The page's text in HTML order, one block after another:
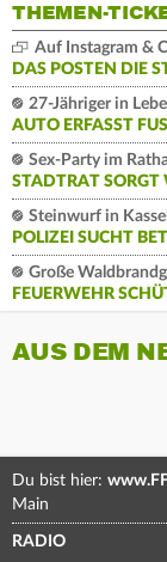
THEMEN-
Auf Instagram &
DAS POSTEN DIE
27-Jähriger in
AUTO ERFASST
Sex-Party im
STADTRAT SORGT
Steinwurf in Kassel
POLIZEI SUCHT
Große
FEUERWEHR
AUS DEM
Du bist hier:
Main
RADIO